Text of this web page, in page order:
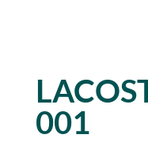
001